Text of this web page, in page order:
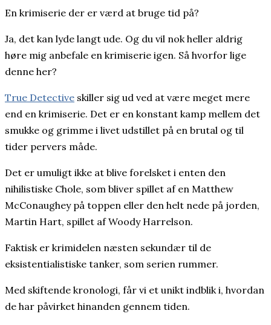
En krimiserie der er værd at bruge tid på?
Ja, det kan lyde langt ude. Og du vil nok heller aldrig
høre mig anbefale en krimiserie igen. Så hvorfor lige
denne her?
True Detective skiller sig ud ved at være meget mere
end en krimiserie. Det er en konstant kamp mellem det
smukke og grimme i livet udstillet på en brutal og til
tider pervers måde.
Det er umuligt ikke at blive forelsket i enten den
nihilistiske Chole, som bliver spillet af en Matthew
McConaughey på toppen eller den helt nede på jorden,
Martin Hart, spillet af Woody Harrelson.
Faktisk er krimidelen næsten sekundær til de
eksistentialistiske tanker, som serien rummer.
Med skiftende kronologi, får vi et unikt indblik i, hvordan
de har påvirket hinanden gennem tiden.